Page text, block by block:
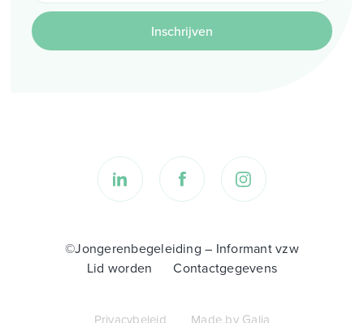
Inschrijven
©Jongerenbegeleiding – Informant vzw
Lid worden
Contactgegevens
Privacybeleid Made by Galia